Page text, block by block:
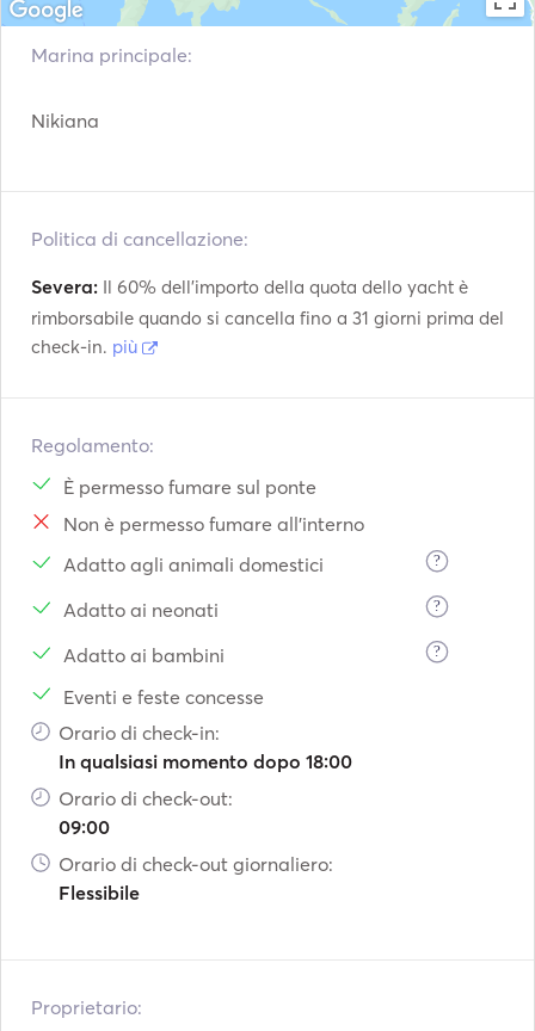
Water toys: Snorkeling equipment
Marina principale:
Nikiana
Politica di cancellazione:
Severa: Il 60% dell'importo della quota dello yacht è
rimborsabile quando si cancella fino a 31 giorni prima del
check-in. più
Regolamento:
È permesso fumare sul ponte
Non è permesso fumare all'interno
Adatto agli animali domestici
?
Adatto ai neonati ?
Adatto ai bambini ?
Eventi e feste concesse
Orario di check-in:
In qualsiasi momento dopo 18:00
Orario di check-out:
09:00
Orario di check-out giornaliero:
Flessibile
Proprietario: